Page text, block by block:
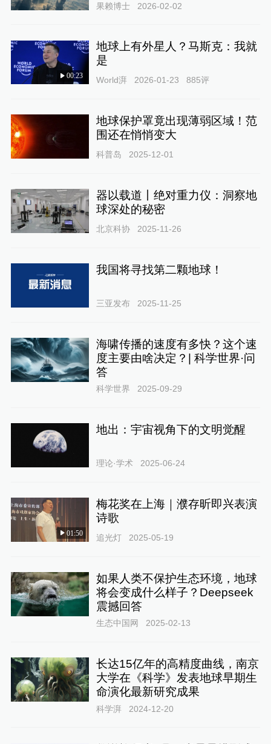
果赖博士 2026-02-02
00:23
地球上有外星人？马斯克：我就
是
World湃 2026-01-23 885评
地球保护罩竟出现薄弱区域！范
围还在悄悄变大
科普岛 2025-12-01
器以载道丨绝对重力仪：洞察地
球深处的秘密
北京科协 2025-11-26
我国将寻找第二颗地球！
三亚发布 2025-11-25
海啸传播的速度有多快？这个速
度主要由啥决定？| 科学世界·问
答
科学世界 2025-09-29
地出：宇宙视角下的文明觉醒
理论·学术 2025-06-24
01:50
梅花奖在上海｜濮存昕即兴表演
诗歌
追光灯 2025-05-19
如果人类不保护生态环境，地球
将会变成什么样子？Deepseek
震撼回答
生态中国网 2025-02-13
长达15亿年的高精度曲线，南京
大学在《科学》发表地球早期生
命演化最新研究成果
科学湃 2024-12-20